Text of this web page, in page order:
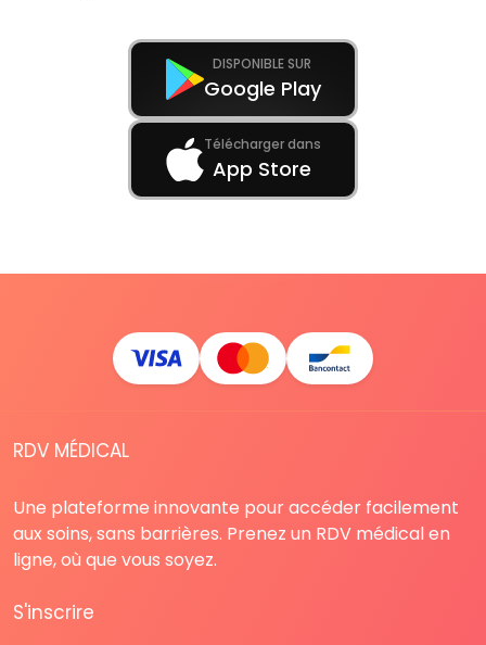
DISPONIBLE SUR
Google Play
Télécharger dans
App Store
RDV MÉDICAL
Une plateforme innovante pour accéder facilement
aux soins, sans barrières. Prenez un RDV médical en
ligne, où que vous soyez.
S'inscrire